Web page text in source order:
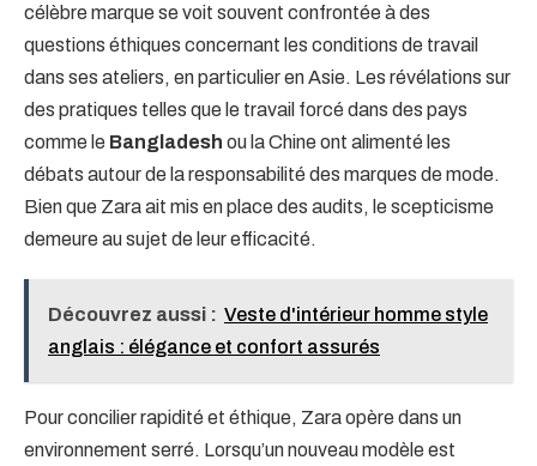
célèbre marque se voit souvent confrontée à des
questions éthiques concernant les conditions de travail
dans ses ateliers, en particulier en Asie. Les révélations sur
des pratiques telles que le travail forcé dans des pays
comme le Bangladesh ou la Chine ont alimenté les
débats autour de la responsabilité des marques de mode.
Bien que Zara ait mis en place des audits, le scepticisme
demeure au sujet de leur efficacité.
Découvrez aussi : Veste d'intérieur homme style
anglais : élégance et confort assurés
Pour concilier rapidité et éthique, Zara opère dans un
environnement serré. Lorsqu’un nouveau modèle est